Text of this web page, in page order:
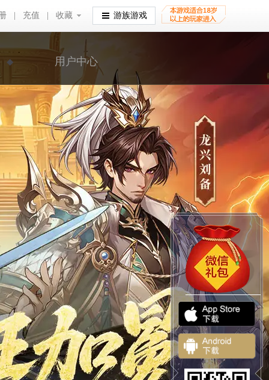
充值 收藏
收藏 游族游戏
用户中心